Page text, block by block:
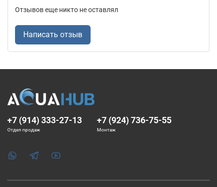
Отзывов еще никто не оставлял
Написать отзыв
+7 (914) 333-27-13
Отдел продаж
+7 (924) 736-75-55
Монтаж